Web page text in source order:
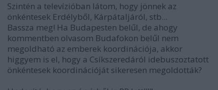
Szintén a televízióban látom, hogy jönnek az
önkéntesek Erdélyből, Kárpátaljáról, stb...
Bassza meg! Ha Budapesten belűl, de ahogy
kommentben olvasom Budafokon belűl nem
megoldható az emberek koordinációja, akkor
higgyem is el, hogy a Csíkszeredáról idebuszoztatott
önkéntesek koordinációját sikeresen megoldották?